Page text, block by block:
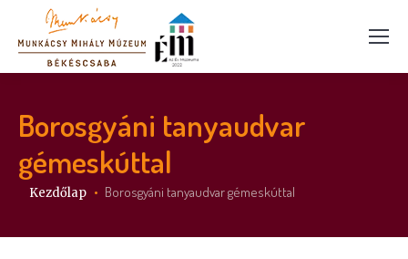
Borosgyáni tanyaudvar
gémeskúttal
Itt vagy:
Kezdőlap Borosgyáni tanyaudvar gémeskúttal